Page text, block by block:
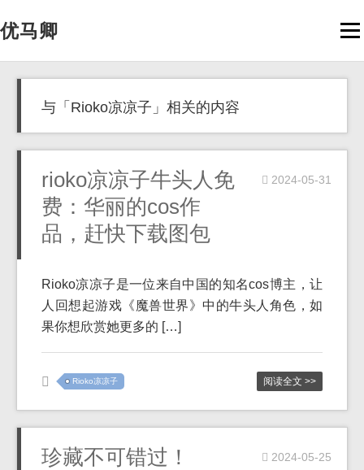
优马卿
与「Rioko凉凉子」相关的内容
rioko凉凉子牛头人免
费：华丽的cos作
品，赶快下载图包
2024-05-31
Rioko凉凉子是一位来自中国的知名cos博主，让
人回想起游戏《魔兽世界》中的牛头人角色，如
果你想欣赏她更多的 […]
Rioko凉凉子 阅读全文 >>
珍藏不可错过！
2024-05-25